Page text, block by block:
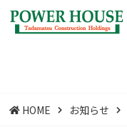
HOME お知らせ